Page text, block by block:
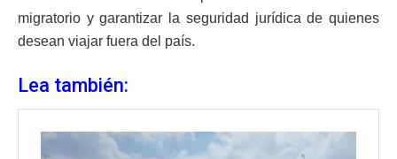
migratorio y garantizar la seguridad jurídica de quienes
desean viajar fuera del país.
Lea también: